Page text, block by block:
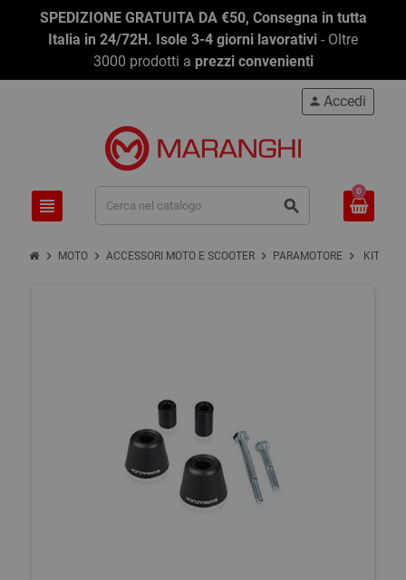
SPEDIZIONE GRATUITA DA €50, Consegna in tutta
Italia in 24/72H. Isole 3-4 giorni lavorativi - Oltre
3000 prodotti a prezzi convenienti
view_headline search
person Accedi
0
chevron_right MOTO chevron_right ACCESSORI MOTO E SCOOTER chevron_right PARAMOTORE chevron_right KIT